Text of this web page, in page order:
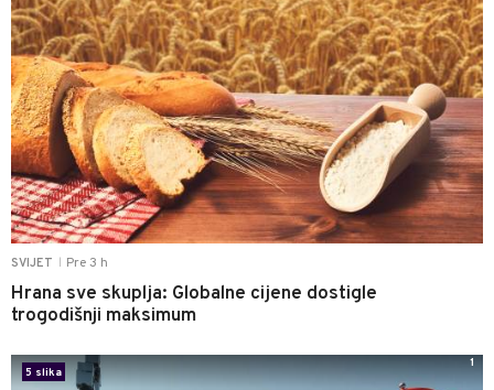
SVIJET Pre 3 h
Hrana sve skuplja: Globalne cijene dostigle
trogodišnji maksimum
5 slika
1